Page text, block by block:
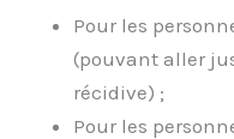
Pour les
(pouvant aller
récidive) ;
Pour les